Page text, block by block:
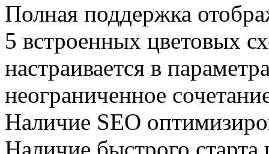
Полная поддержка
5 встроенных цветовых
настраивается в
неограниченное
Наличие SEO